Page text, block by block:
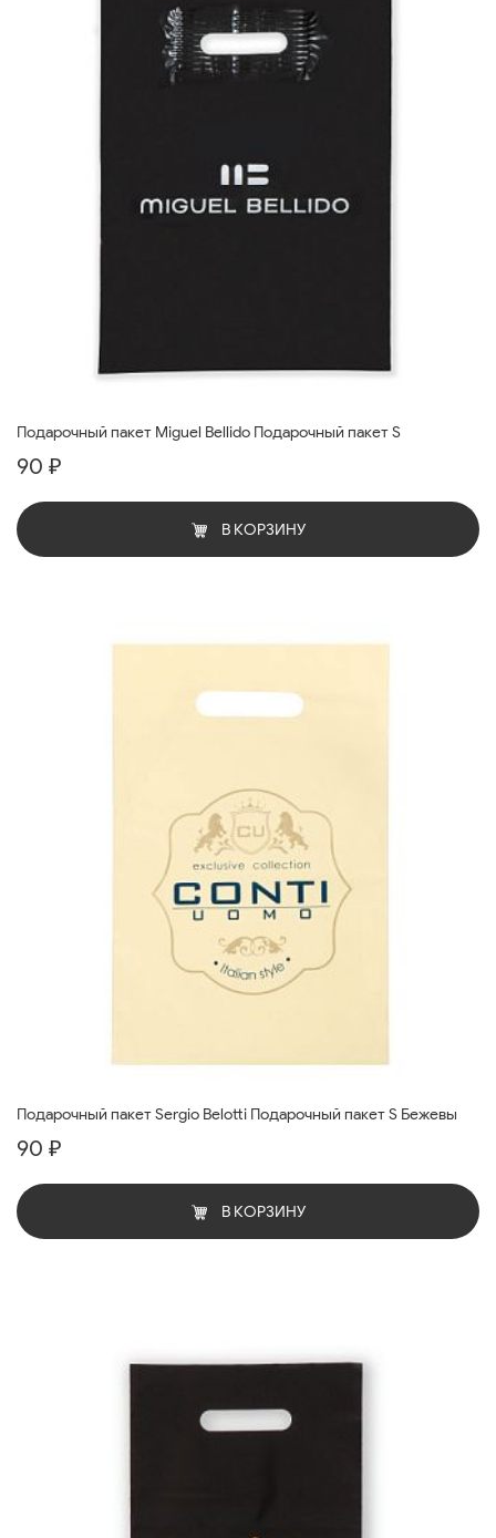
Подарочный пакет Miguel Bellido Подарочный пакет S
90 ₽
В КОРЗИНУ
Подарочный пакет Sergio Belotti Подарочный пакет S Бежевы
90 ₽
В КОРЗИНУ